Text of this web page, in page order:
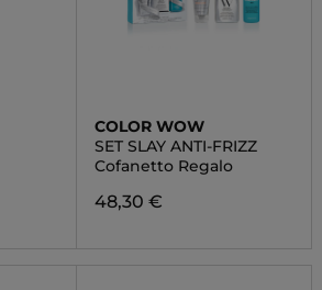
COLOR WOW
SET SLAY ANTI-FRIZZ
Cofanetto Regalo
48,30 €